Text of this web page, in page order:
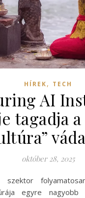
HÍREK, TECH
AI
tagadja
október 28, 2025
egyre